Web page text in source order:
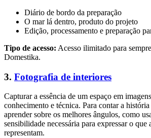
Diário de bordo da preparação
O mar lá dentro, produto do projeto
Edição, processamento e preparação
Tipo de acesso: Acesso ilimitado para
Domestika.
3. Fotografia de interiores
Capturar a essência de um espaço em
conhecimento e técnica. Para contar a
aprender sobre os melhores ângulos, como
sensibilidade necessária para expressar o que
representam.